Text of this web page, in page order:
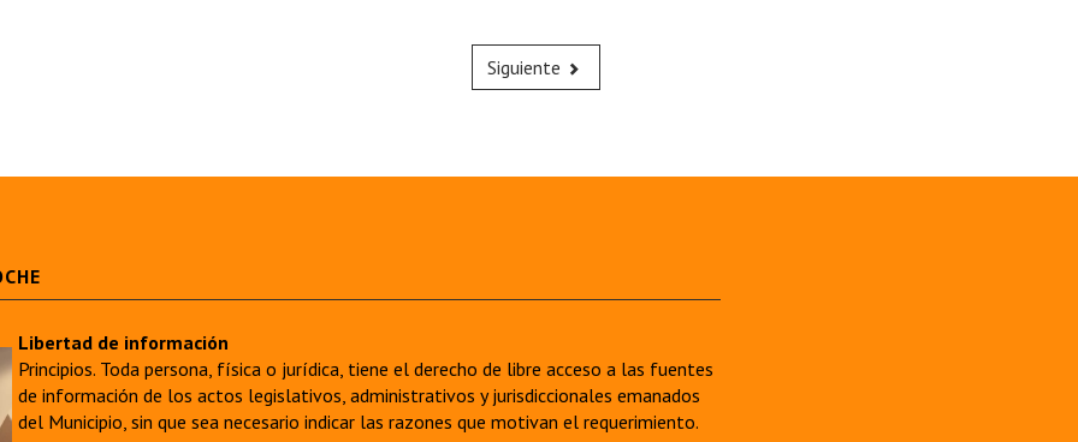
Siguiente
Libertad de información
Principios. Toda persona, física o jurídica, tiene el derecho de libre acceso a las fuentes
de información de los actos legislativos, administrativos y jurisdiccionales emanados
del Municipio, sin que sea necesario indicar las razones que motivan el requerimiento.